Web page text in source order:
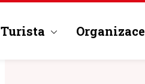
Turista Organizace